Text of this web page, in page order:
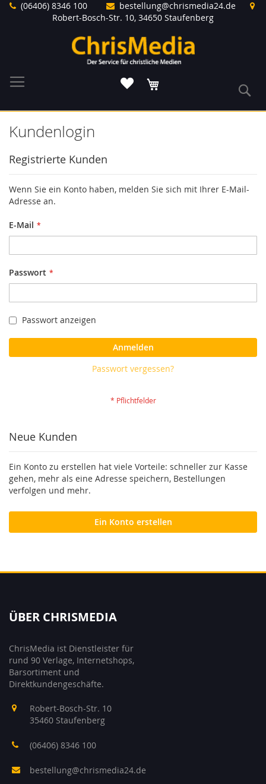
Direkt(06406) 8346 100
bestellung@chrismedia24.de
Robert-Bosch-Str. 10, 34650 Staufenberg
Kundenlogin
Registrierte Kunden
Wenn Sie ein Konto haben, melden Sie sich mit Ihrer E-Mail-
Adresse an.
E-Mail
Passwort
Passwort anzeigen
Anmelden
Passwort vergessen?
Neue Kunden
Ein Konto zu erstellen hat viele Vorteile: schneller zur Kasse
gehen, mehr als eine Adresse speichern, Bestellungen
verfolgen und mehr.
Ein Konto erstellen
ÜBER CHRISMEDIA
ChrisMedia ist Dienstleister für
rund 90 Verlage, Internetshops,
Barsortiment und
Direktkundengeschäfte.
Robert-Bosch-Str. 10
35460 Staufenberg
(06406) 8346 100
bestellung@chrismedia24.de